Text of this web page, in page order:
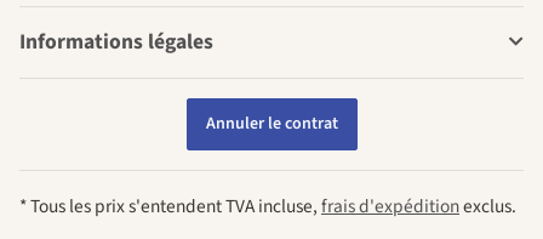
Informations légales
Annuler le contrat
* Tous les prix s'entendent TVA incluse,frais d'expéditionexclus.